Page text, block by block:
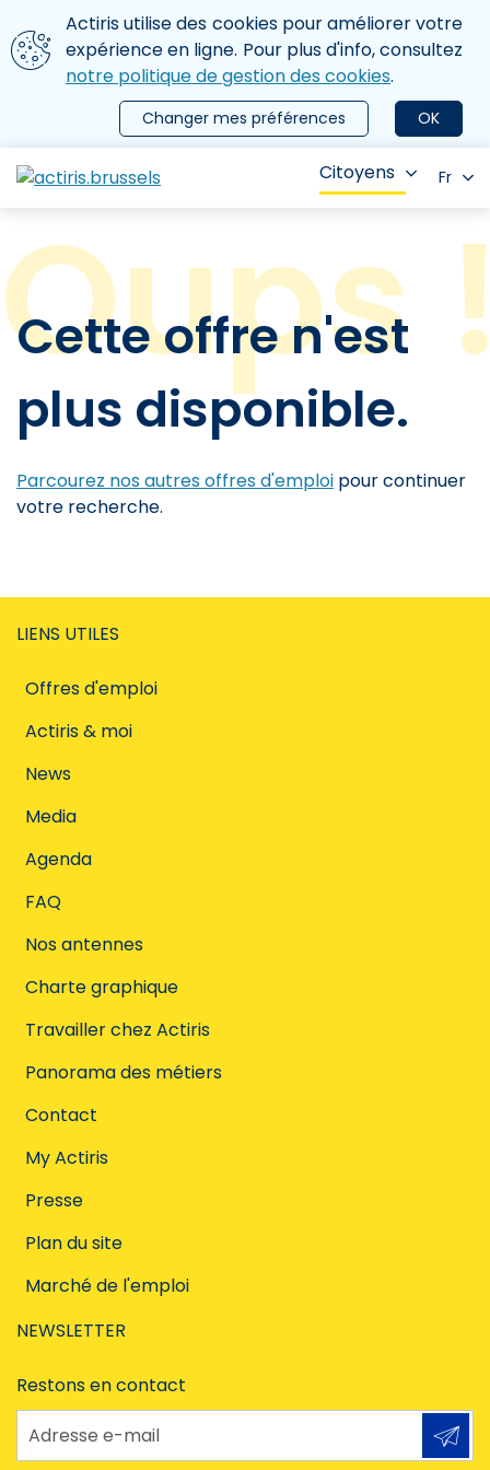
Aller au contenu principal
Nous utilisons des cookies
Actiris utilise des cookies pour améliorer votre
expérience en ligne. Pour plus d'info, consultez
notre politique de gestion des cookies.
OK
Changer mes préférences
le menu
Citoyens Fr
Cette offre n'est
plus disponible.
Parcourez nos autres offres d'emploi pour continuer
votre recherche.
LIENS UTILES
Offres d'emploi
Actiris & moi
News
Media
Agenda
FAQ
Nos antennes
Charte graphique
Travailler chez Actiris
Panorama des métiers
Contact
My Actiris
Presse
Plan du site
Marché de l'emploi
NEWSLETTER
Restons en contact
Adresse e-mail